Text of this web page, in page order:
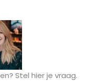
Stel hier je vraag.